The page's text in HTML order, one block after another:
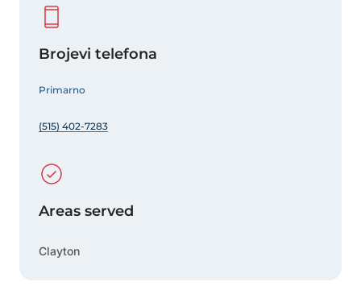
Brojevi telefona
Primarno
(515) 402-7283
Areas served
Clayton